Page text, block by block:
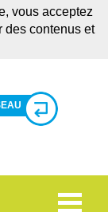
vous acceptez
des contenus et